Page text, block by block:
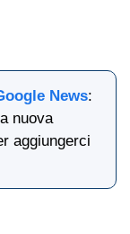
News:
nuova
aggiungerci